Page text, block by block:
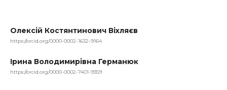
Олексій Костянтинович Віхляєв
https://orcid.org/0000-0002-1632-9164
Ірина Володимирівна Германюк
https://orcid.org/0000-0002-7401-9359